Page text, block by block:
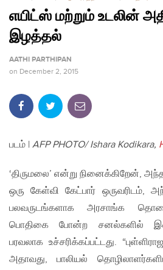
எயிட்ஸ் மற்றும் உடலின்
இழத்தல்
AATHI PARTHIPAN
on December 2, 2015
படம் | AFP PHOTO/ Ishara Kodikara,
‘திருமலை’ என்று நினைக்கிறேன்,
ஒரு கேள்வி கேட்பார் ஒருவரிடம்,
பலவருடங்களாக அரசாங்க
பொதிகை போன்ற சனல்களில்
பரவலாக உச்சரிக்கப்பட்டது.
அதாவது, பாலியல்